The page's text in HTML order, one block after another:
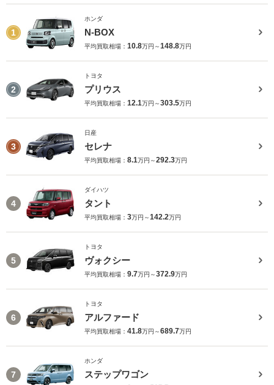
1
ホンダ
N-BOX
平均買取相場： 10.8万円～148.8万円
2
トヨタ
プリウス
平均買取相場： 12.1万円～303.5万円
3
日産
セレナ
平均買取相場： 8.1万円～292.3万円
4
ダイハツ
タント
平均買取相場： 3万円～142.2万円
5
トヨタ
ヴォクシー
平均買取相場： 9.7万円～372.9万円
6
トヨタ
アルファード
平均買取相場： 41.8万円～689.7万円
7
ホンダ
ステップワゴン